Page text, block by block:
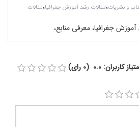
و نشریات،مقالات رشد آموزش جغرافیا،مقالات
جغرافیا، معرفی منابع،
0.0 (0 رای)